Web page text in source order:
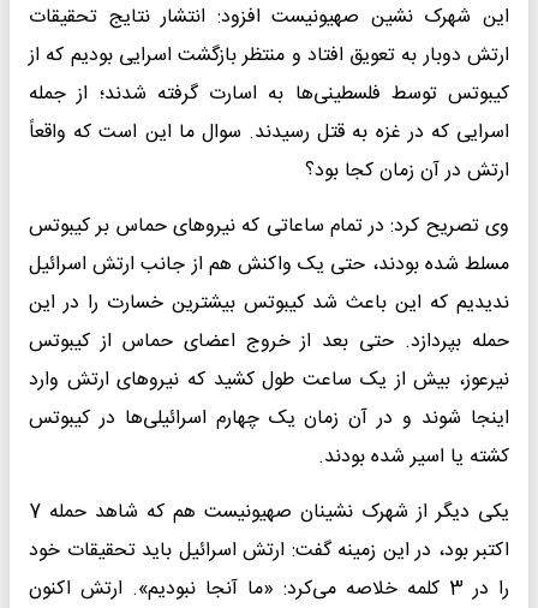
این شهرک نشین صهیونیست افزود: انتشار نتایج تحقیقات
ارتش دوبار به تعویق افتاد و منتظر بازگشت اسرایی بودیم که از
کیبوتس توسط فلسطینی‌ها به اسارت گرفته شدند؛ از جمله
اسرایی که در غزه به قتل رسیدند. سوال ما این است که واقعاً
ارتش در آن زمان کجا بود؟
وی تصریح کرد: در تمام ساعاتی که نیروهای حماس بر کیبوتس
مسلط شده بودند، حتی یک واکنش هم از جانب ارتش اسرائیل
ندیدیم که این باعث شد کیبوتس بیشترین خسارت را در این
حمله بپردازد. حتی بعد از خروج اعضای حماس از کیبوتس
نیرعوز، بیش از یک ساعت طول کشید که نیروهای ارتش وارد
اینجا شوند و در آن زمان یک چهارم اسرائیلی‌ها در کیبوتس
کشته یا اسیر شده بودند.
یکی دیگر از شهرک نشینان صهیونیست هم که شاهد حمله 7
اکتبر بود، در این زمینه گفت: ارتش اسرائیل باید تحقیقات خود
را در 3 کلمه خلاصه می‌کرد: «ما آنجا نبودیم». ارتش اکنون